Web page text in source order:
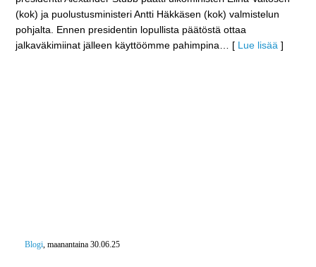
(kok) ja puolustusministeri Antti Häkkäsen (kok) valmistelun
pohjalta. Ennen presidentin lopullista päätöstä ottaa
jalkaväkimiinat jälleen käyttöömme pahimpina … [ Lue lisää ]
Blogi, maanantaina 30.06.25